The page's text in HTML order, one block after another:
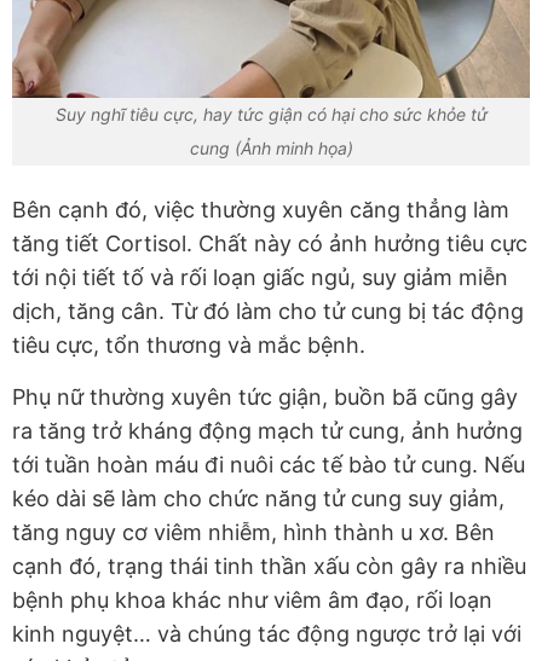
Suy nghĩ tiêu cực, hay tức giận có hại cho sức khỏe tử
cung (Ảnh minh họa)
Bên cạnh đó, việc thường xuyên căng thẳng làm
tăng tiết Cortisol. Chất này có ảnh hưởng tiêu cực
tới nội tiết tố và rối loạn giấc ngủ, suy giảm miễn
dịch, tăng cân. Từ đó làm cho tử cung bị tác động
tiêu cực, tổn thương và mắc bệnh.
Phụ nữ thường xuyên tức giận, buồn bã cũng gây
ra tăng trở kháng động mạch tử cung, ảnh hưởng
tới tuần hoàn máu đi nuôi các tế bào tử cung. Nếu
kéo dài sẽ làm cho chức năng tử cung suy giảm,
tăng nguy cơ viêm nhiễm, hình thành u xơ. Bên
cạnh đó, trạng thái tinh thần xấu còn gây ra nhiều
bệnh phụ khoa khác như viêm âm đạo, rối loạn
kinh nguyệt… và chúng tác động ngược trở lại với